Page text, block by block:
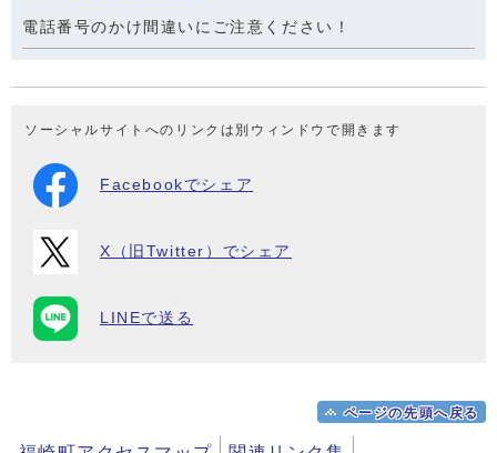
電話番号のかけ間違いにご注意ください！
ソーシャルサイトへのリンクは別ウィンドウで開きます
Facebookでシェア
X（旧Twitter）でシェア
LINEで送る
ページの先頭へ戻る